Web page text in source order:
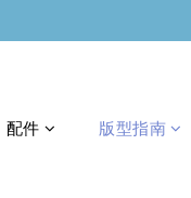
配件 版型指南